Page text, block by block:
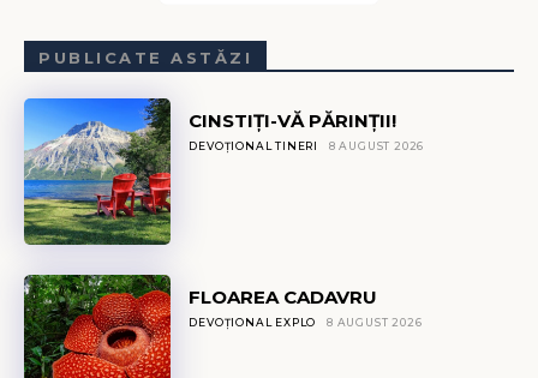
PUBLICATE ASTĂZI
CINSTIȚI-VĂ PĂRINȚII!
DEVOȚIONAL TINERI 8 AUGUST 2026
FLOAREA CADAVRU
DEVOȚIONAL EXPLO 8 AUGUST 2026